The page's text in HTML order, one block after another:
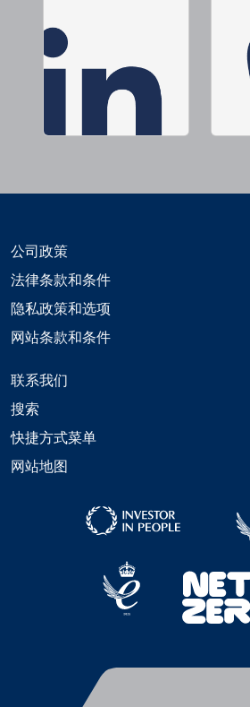
公司政策
法律条款和条件
隐私政策和选项
网站条款和条件
联系我们
搜索
快捷方式菜单
网站地图